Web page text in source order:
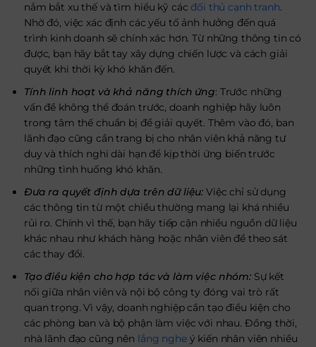
nắm bắt xu thế và tìm hiểu kỹ cácđối thủ cạnh tranh.
Nhờ đó, việc xác định các yếu tố ảnh hưởng đến quá
trình kinh doanh sẽ chính xác hơn. Từ những thông tin có
được, bạn hãy bắt tay xây dựng chiến lược và cách giải
quyết khi thời kỳ khó khăn đến.
Tính linh hoạt và khả năng thích ứng: Trước những
vấn đề không thể đoán trước, doanh nghiệp hãy luôn
trong tâm thế chuẩn bị để giải quyết. Thêm vào đó, ban
lãnh đạo cũng cần trang bị cho nhân viên khả năng tư
duy và thích nghi dài hạn để kịp thời ứng biến trước
những tình huống khó khăn.
Đưa ra quyết định dựa trên dữ liệu: Việc chỉ sử dụng
các thông tin từ một chiều thường mang lại khá nhiều
rủi ro. Chính vì thế, bạn hãy tiếp cận nhiều nguồn dữ liệu
khác nhau như khách hàng hoặc nhân viên để theo sát
các thay đổi.
Tạo điều kiện cho hợp tác và làm việc nhóm:Sự kết
nối giữa nhân viên và nội bộ công ty đóng vai trò rất
quan trọng. Vì vậy, doanh nghiệp cần tạo điều kiện cho
các phòng ban và bộ phận làm việc với nhau. Đồng thời,
nhà lãnh đạo cũng nên lắng ngheý kiến nhân viên nhiều